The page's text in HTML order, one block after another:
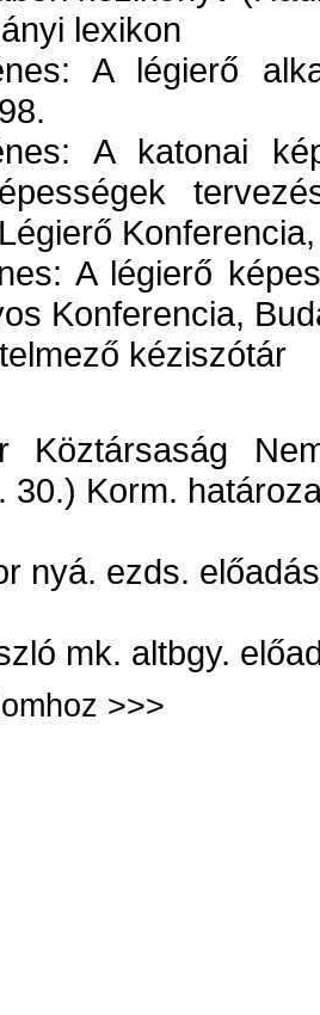
lexikon
A légierő
A katonai
A légierő
Konferencia,
kéziszótár
Köztársaság
30.) Korm.
nyá. ezds.
mk. altbgy.
>>>